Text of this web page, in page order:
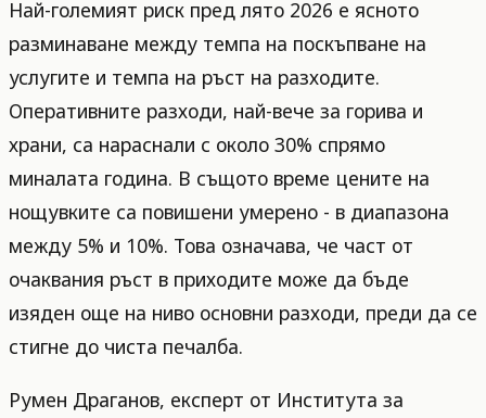
Най-големият риск пред лято 2026 е ясното
разминаване между темпа на поскъпване на
услугите и темпа на ръст на разходите.
Оперативните разходи, най-вече за горива и
храни, са нараснали с около 30% спрямо
миналата година. В същото време цените на
нощувките са повишени умерено - в диапазона
между 5% и 10%. Това означава, че част от
очаквания ръст в приходите може да бъде
изяден още на ниво основни разходи, преди да се
стигне до чиста печалба.
Румен Драганов, експерт от Института за